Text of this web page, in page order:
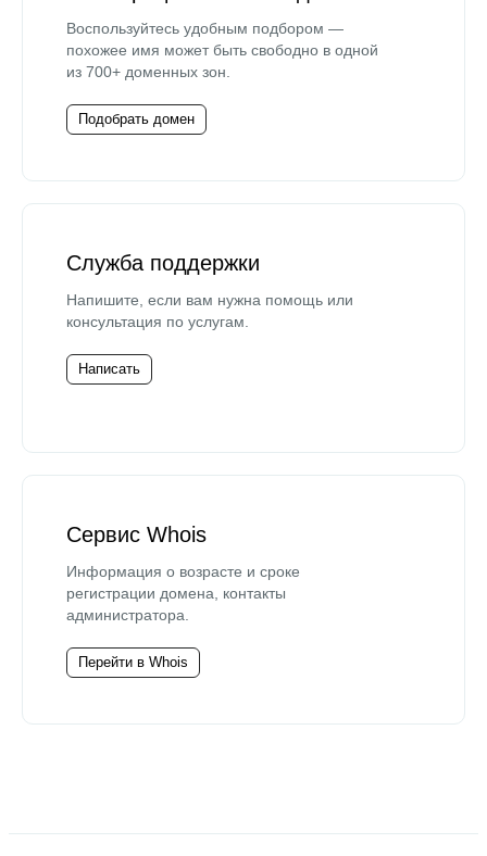
Воспользуйтесь удобным подбором —
похожее имя может быть свободно в одной
из 700+ доменных зон.
Подобрать домен
Служба поддержки
Напишите, если вам нужна помощь или
консультация по услугам.
Написать
Сервис Whois
Информация о возрасте и сроке
регистрации домена, контакты
администратора.
Перейти в Whois